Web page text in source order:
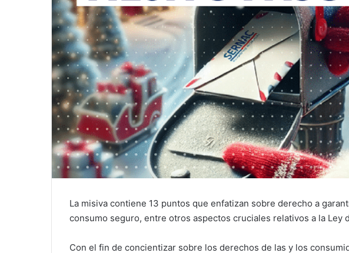
La misiva contiene 13 puntos que enfatizan sobre derecho a
consumo seguro, entre otros aspectos cruciales relativos a la Ley
Con el fin de concientizar sobre los derechos de las y los